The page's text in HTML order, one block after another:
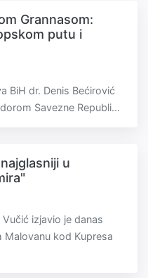
Grannasom:
putu i
BiH dr. Denis Bećirović
Savezne Republi...
u
izjavio je danas
kod Kupresa